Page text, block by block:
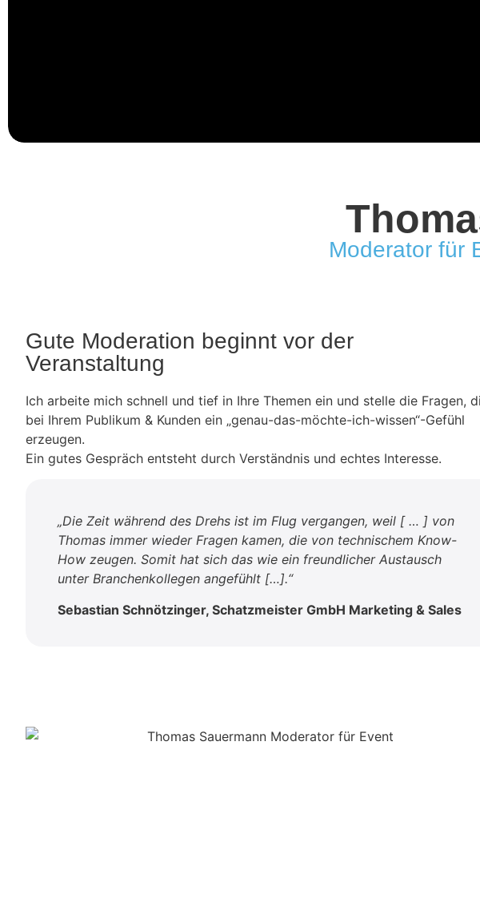
Moderator für
Gute Moderation beginnt vor der
Veranstaltung
Ich arbeite mich schnell und tief in Ihre Themen ein und stelle die Fragen,
bei Ihrem Publikum & Kunden ein „genau-das-möchte-ich-wissen“-Gefühl
erzeugen.
Ein gutes Gespräch entsteht durch Verständnis und echtes Interesse.
„Die Zeit während des Drehs ist im Flug vergangen, weil [ … ] von
Thomas immer wieder Fragen kamen, die von technischem Know-
How zeugen. Somit hat sich das wie ein freundlicher Austausch
unter Branchenkollegen angefühlt […].“
Sebastian Schnötzinger, Schatzmeister GmbH Marketing & Sales